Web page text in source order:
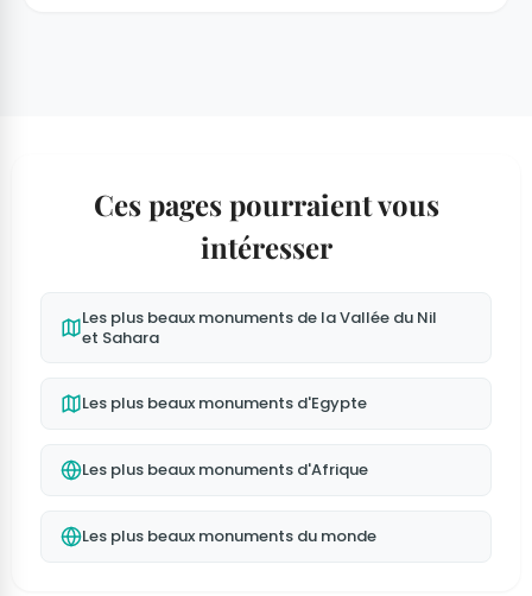
Ces pages pourraient vous
intéresser
Les plus beaux monuments de la Vallée du Nil
et Sahara
Les plus beaux monuments d'Egypte
Les plus beaux monuments d'Afrique
Les plus beaux monuments du monde